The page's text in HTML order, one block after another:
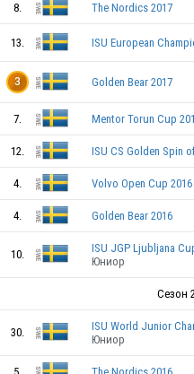
SWE
SWE
SWE
SWE
SWE
SWE
8. The Nordics 2017
13. ISU European
3 Golden Bear 2017
7. Mentor Torun Cup
12. ISU CS Golden Spin
4. Volvo Open Cup 2016
4. Golden Bear 2016
10.
ISU JGP Ljubljana
Юниор
Сезон
30.
ISU World Junior
Юниор